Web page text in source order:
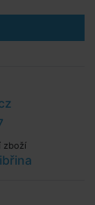
zboží